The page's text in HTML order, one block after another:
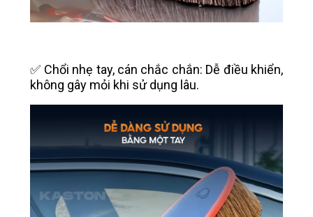
✅ Chổi nhẹ tay, cán chắc chắn: Dễ điều khiển,
không gây mỏi khi sử dụng lâu.